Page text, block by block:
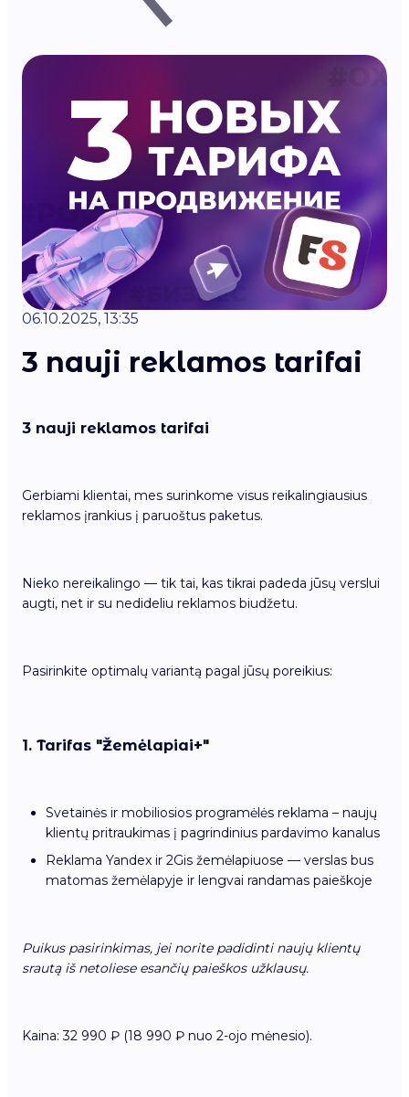
06.10.2025, 13:35
3 nauji reklamos tarifai
3 nauji reklamos tarifai
Gerbiami klientai, mes surinkome visus reikalingiausius
reklamos įrankius į paruoštus paketus.
Nieko nereikalingo — tik tai, kas tikrai padeda jūsų verslui
augti, net ir su nedideliu reklamos biudžetu.
Pasirinkite optimalų variantą pagal jūsų poreikius:
1. Tarifas "Žemėlapiai+"
Svetainės ir mobiliosios programėlės reklama – naujų
klientų pritraukimas į pagrindinius pardavimo kanalus
Reklama Yandex ir 2Gis žemėlapiuose — verslas bus
matomas žemėlapyje ir lengvai randamas paieškoje
Puikus pasirinkimas, jei norite padidinti naujų klientų
srautą iš netoliese esančių paieškos užklausų.
Kaina: 32 990 ₽ (18 990 ₽ nuo 2-ojo mėnesio).